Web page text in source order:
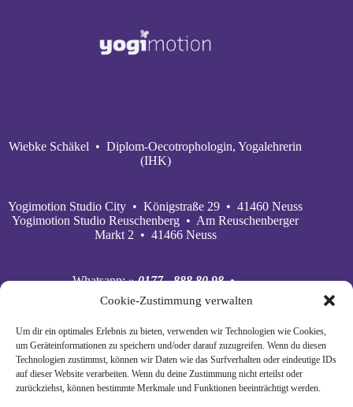
Cookie-Zustimmung verwalten
Um dir ein optimales Erlebnis zu bieten, verwenden wir Technologien wie Cookies,
um Geräteinformationen zu speichern und/oder darauf zuzugreifen. Wenn du diesen
Technologien zustimmst, können wir Daten wie das Surfverhalten oder eindeutige IDs
auf dieser Website verarbeiten. Wenn du deine Zustimmung nicht erteilst oder
zurückziehst, können bestimmte Merkmale und Funktionen beeinträchtigt werden.
Wiebke Schäkel • Diplom-Oecotrophologin, Yogalehrerin
(IHK)
Yogimotion Studio City • Königstraße 29 • 41460 Neuss
Yogimotion Studio Reuschenberg • Am Reuschenberger
Markt 2 • 41466 Neuss
Whatsapp:» 0177 - 888 80 98•
Mobil:
» 0177 - 888 80 98
E‑Mail:» wiebke@yogimotion.de•
Youtube:» yogimotion• XING:» Wiebke Schäkel